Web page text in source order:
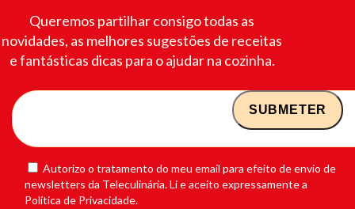
Queremos partilhar consigo todas as
novidades, as melhores sugestões de receitas
e fantásticas dicas para o ajudar na cozinha.
Autorizo o tratamento do meu email para efeito de envio de
newsletters da Teleculinária. Li e aceito expressamente a
Política de Privacidade.